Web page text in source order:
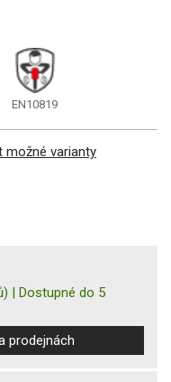
EN10819
možné varianty
| Dostupné do 5
prodejnách